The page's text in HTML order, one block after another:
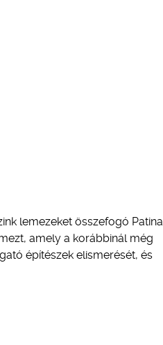
lemezeket összefogó Patina
amely a korábbinál még
építészek elismerését, és